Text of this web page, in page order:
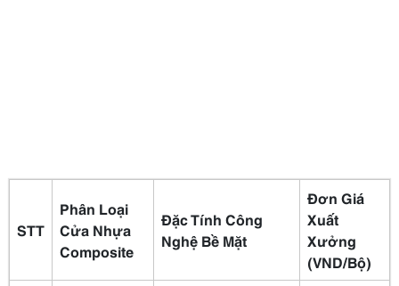
STT
Phân Loại
Cửa Nhựa
Composite
Đặc Tính Công
Nghệ Bề Mặt
Đơn Giá
Xuất
Xưởng
(VND/Bộ)